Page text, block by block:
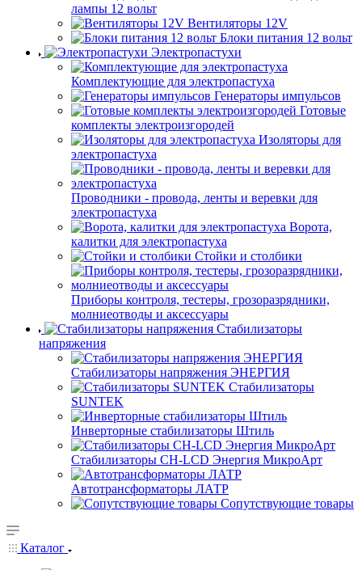
лампы 12 вольт
Вентиляторы 12V
Блоки питания 12 вольт
Электропастухи
Комплектующие для электропастуха
Генераторы импульсов
Готовые
комплекты электроизгородей
Изоляторы для
электропастуха
Проводники - провода, ленты и веревки для
электропастуха
Ворота,
калитки для электропастуха
Стойки и столбики
Приборы контроля, тестеры, грозоразрядники,
молниеотводы и аксессуары
Стабилизаторы
напряжения
Стабилизаторы напряжения ЭНЕРГИЯ
Стабилизаторы
SUNTEK
Инверторные стабилизаторы Штиль
Стабилизаторы СН-LCD Энepгия МикроАрт
Автотрансформаторы ЛАТР
Сопутствующие товары
Каталог